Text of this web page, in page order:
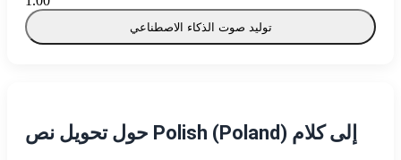
توليد صوت الذكاء الاصطناعي
حول تحويل نص Polish (Poland) إلى كلام